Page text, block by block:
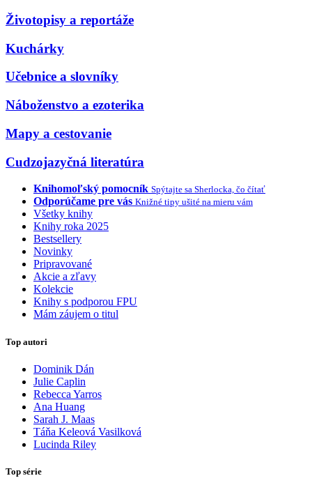
Životopisy a reportáže
Kuchárky
Učebnice a slovníky
Náboženstvo a ezoterika
Mapy a cestovanie
Cudzojazyčná literatúra
Knihomoľský pomocník Spýtajte sa Sherlocka, čo čítať
Odporúčame pre vás Knižné tipy ušité na mieru vám
Všetky knihy
Knihy roka 2025
Bestsellery
Novinky
Pripravované
Akcie a zľavy
Kolekcie
Knihy s podporou FPU
Mám záujem o titul
Top autori
Dominik Dán
Julie Caplin
Rebecca Yarros
Ana Huang
Sarah J. Maas
Táňa Keleová Vasilková
Lucinda Riley
Top série